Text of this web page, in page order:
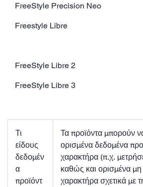
FreeStyle Precision Neo
Freestyle Libre
FreeStyle Libre 2
FreeStyle Libre 3
Τι
είδους
δεδομέν
α
προϊόντ
Τα προϊόντα μπορούν
ορισμένα δεδομένα
χαρακτήρα (π.χ.
καθώς και ορισμένα
χαρακτήρα σχετικά με